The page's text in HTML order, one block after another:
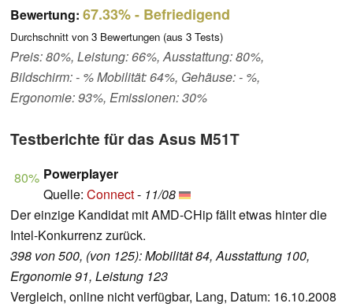
Bewertung: 67.33%- Befriedigend
Durchschnitt von 3 Bewertungen (aus 3 Tests)
Preis: 80%, Leistung: 66%, Ausstattung: 80%,
Bildschirm: - % Mobilität: 64%, Gehäuse: - %,
Ergonomie: 93%, Emissionen: 30%
Testberichte für das Asus M51T
80% Powerplayer
Quelle: Connect- 11/08
Der einzige Kandidat mit AMD-CHip fällt etwas hinter die
Intel-Konkurrenz zurück.
398 von 500, (von 125): Mobilität 84, Ausstattung 100,
Ergonomie 91, Leistung 123
Vergleich, online nicht verfügbar, Lang, Datum: 16.10.2008